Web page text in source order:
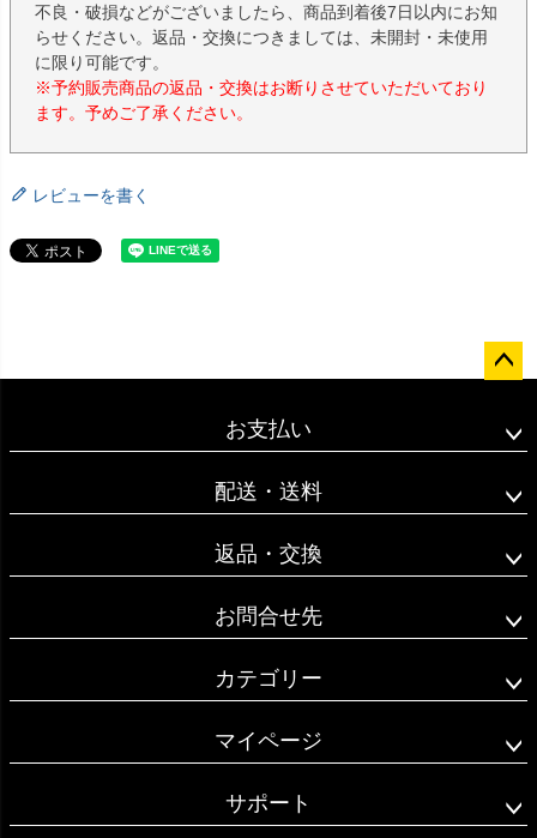
不良・破損などがございましたら、商品到着後7日以内にお知
らせください。返品・交換につきましては、未開封・未使用
に限り可能です。
※予約販売商品の返品・交換はお断りさせていただいており
ます。予めご了承ください。
レビューを書く
ップ
お支払い
配送・送料
返品・交換
お問合せ先
カテゴリー
マイページ
サポート